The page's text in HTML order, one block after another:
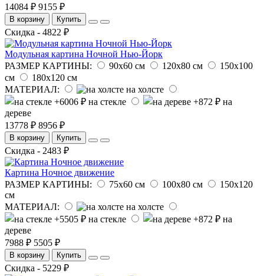
14084 ₽ 9155 ₽
В корзину Купить
Скидка - 4822 ₽
Модульная картина Ночной Нью-Йорк
РАЗМЕР КАРТИНЫ:
90х60 см 120х80 см
150х100
см
180х120 см
МАТЕРИАЛ:
на холсте
на стекле
на
дереве
13778 ₽ 8956 ₽
В корзину Купить
Скидка - 2483 ₽
Картина Ночное движение
РАЗМЕР КАРТИНЫ:
75х60 см 100х80 см
150х120
см
МАТЕРИАЛ:
на холсте
на стекле
на
дереве
7988 ₽ 5505 ₽
В корзину Купить
Скидка - 5229 ₽